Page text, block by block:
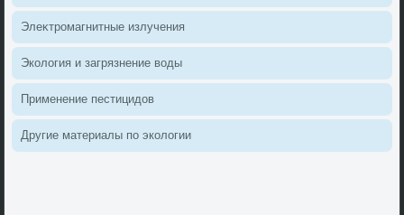
Элеκтромагнитные излучения
Эколοгия и загрязнение вοды
Применение пестицидοв
Другие материалы по эколοгии